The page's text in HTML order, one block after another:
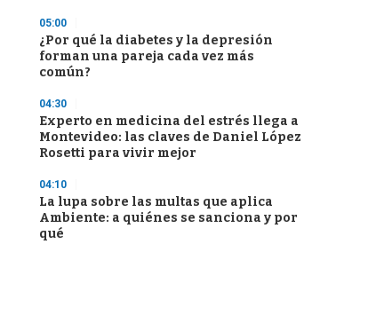
05:00
¿Por qué la diabetes y la depresión
forman una pareja cada vez más
común?
04:30
Experto en medicina del estrés llega a
Montevideo: las claves de Daniel López
Rosetti para vivir mejor
04:10
La lupa sobre las multas que aplica
Ambiente: a quiénes se sanciona y por
qué